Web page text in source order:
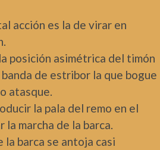
acción es la de virar en
posición asimétrica del timón
de estribor la que bogue
atasque.
la pala del remo en el
marcha de la barca.
la barca se antoja casi